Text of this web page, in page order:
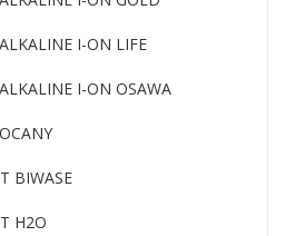
I-ON LIFE
I-ON OSAWA
BIWASE
H2O